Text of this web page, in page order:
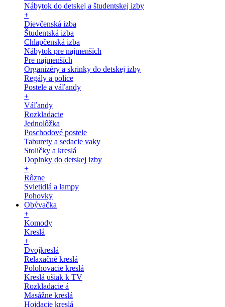
Nábytok do detskej a študentskej izby
+
Dievčenská izba
Študentská izba
Chlapčenská izba
Nábytok pre najmenších
Pre najmenších
Organizéry a skrinky do detskej izby
Regály a police
Postele a váľandy
+
Váľandy
Rozkladacie
Jednolôžka
Poschodové postele
Taburety a sedacie vaky
Stoličky a kreslá
Doplnky do detskej izby
+
Rôzne
Svietidlá a lampy
Pohovky
Obývačka
+
Komody
Kreslá
+
Dvojkreslá
Relaxačné kreslá
Polohovacie kreslá
Kreslá ušiak k TV
Rozkladacie á
Masážne kreslá
Hojdacie kreslá